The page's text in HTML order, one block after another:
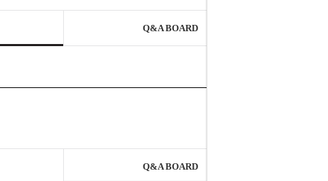
Q&A BOARD
Q&A BOARD